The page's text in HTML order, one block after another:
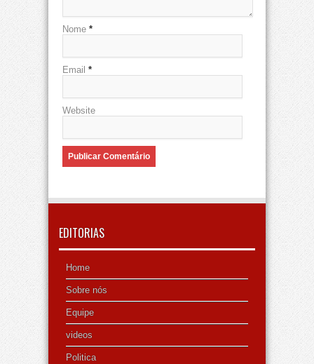
Nome *
Email *
Website
EDITORIAS
Home
Sobre nós
Equipe
videos
Politica